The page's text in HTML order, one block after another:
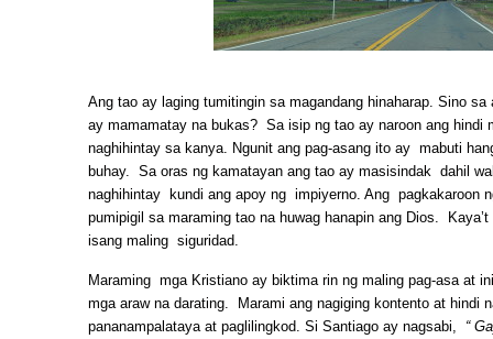
Ang tao ay laging tumitingin sa magandang hinaharap. Sino
ay mamamatay na bukas? Sa isip ng tao ay naroon ang hindi
naghihintay sa kanya. Ngunit ang pag-asang ito ay mabuti
buhay. Sa oras ng kamatayan ang tao ay masisindak dahil
naghihintay kundi ang apoy ng impiyerno. Ang pagkakaroon
pumipigil sa maraming tao na huwag hanapin ang Dios.
isang maling siguridad.
Maraming mga Kristiano ay biktima rin ng maling pag-asa at
mga araw na darating. Marami ang nagiging kontento at hindi
pananampalataya at paglilingkod. Si Santiago ay nagsabi,
“